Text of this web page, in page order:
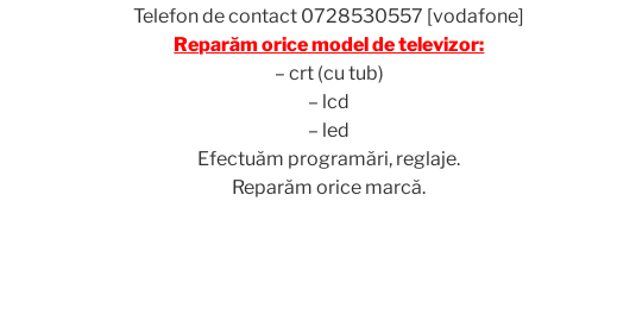
Telefon de contact 0728530557 [vodafone]
Reparăm orice model de televizor:
– crt (cu tub)
– lcd
– led
Efectuăm programări, reglaje.
Reparăm orice marcă.